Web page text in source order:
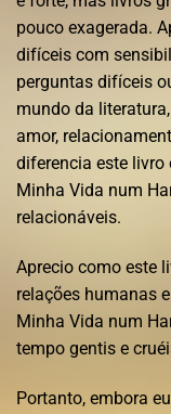
pouco exagerada.
difíceis com
perguntas difíceis
mundo da
amor,
diferencia este
Minha Vida num
relacionáveis.
Aprecio como este
relações humanas
Minha Vida num
tempo gentis e
Portanto, embora